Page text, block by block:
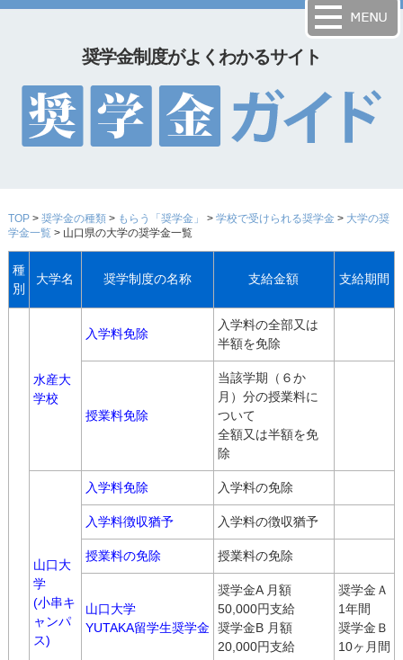
奨学金制度がよくわかるサイト
TOP> 奨学金の種類> もらう「奨学金」 > 学校で受けられる奨学金 > 大学の奨
学金一覧> 山口県の大学の奨学金一覧
種
別
大学名 奨学制度の名称 支給金額 支給期間
水産大
学校
入学料免除
入学料の全部又は
半額を免除
授業料免除
当該学期（６か
月）分の授業料に
ついて
全額又は半額を免
除
山口大
学
(小串キ
ャンパ
ス)
入学料免除 入学料の免除
入学料徴収猶予 入学料の徴収猶予
授業料の免除 授業料の免除
山口大学
YUTAKA留学生奨学金
奨学金A 月額
50,000円支給
奨学金B 月額
20,000円支給
奨学金Ａ
1年間
奨学金Ｂ
10ヶ月間